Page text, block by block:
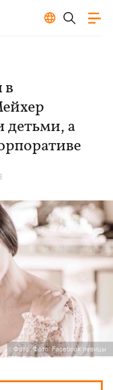
в
детьми, а
Фото: Фото: Facebook певицы